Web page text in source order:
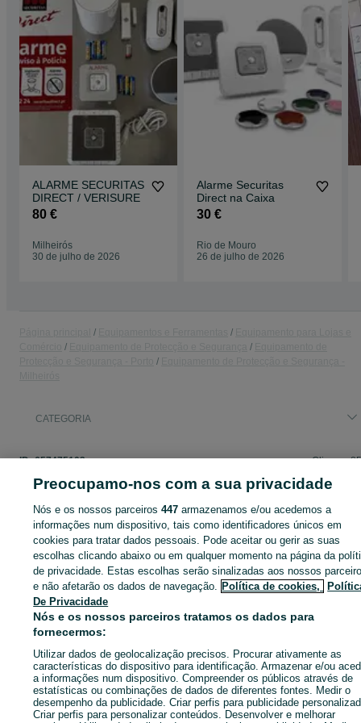
ALARME SECURITAS
DIRECT / VERISURE
80 €
Milheirós
30 de julho de 2026
Alarme Securitas
Direct na Caixa
30 €
Rio de Mouro
26 de julho de 2026
CATEGORIA
ID:657475103 Cliques:
Entra na tua conta OLX ou cria uma nova para contactares
anunciante
Entrar ou criar conta
Preocupamo-nos com a sua privacidade
Nós e os nossos parceiros447 armazenamos e/ou acedemos a
informações num dispositivo, tais como identificadores únicos em
cookies para tratar dados pessoais. Pode aceitar ou gerir as suas
escolhas clicando abaixo ou em qualquer momento na página da
de privacidade. Estas escolhas serão sinalizadas aos nossos
e não afetarão os dados de navegação. Política de cookies,
De Privacidade
Nós e os nossos parceiros tratamos os dados para
fornecermos:
Utilizar dados de geolocalização precisos. Procurar ativamente as
características do dispositivo para identificação. Armazenar e/ou
a informações num dispositivo. Compreender os públicos através de
estatísticas ou combinações de dados de diferentes fontes. Medir o
desempenho da publicidade. Criar perfis para publicidade
Criar perfis para personalizar conteúdos. Desenvolver e melhorar